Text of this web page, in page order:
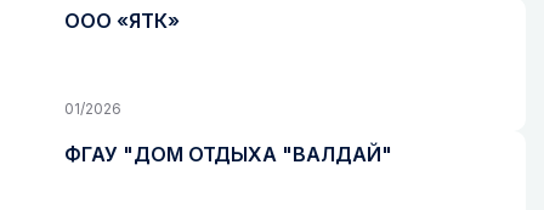
ООО «ЯТК»
01/2026
ФГАУ "ДОМ ОТДЫХА "ВАЛДАЙ"